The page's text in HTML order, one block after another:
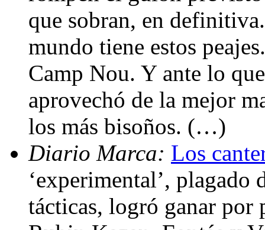
que sobran, en
mundo tiene estos
Camp Nou. Y ante lo
aprovechó de la mejor
los más bisoños. (…)
Diario Marca: Los
‘experimental’, plagado
tácticas, logró ganar por